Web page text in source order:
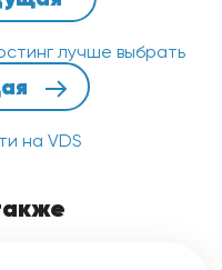
лучше выбрать
на VDS